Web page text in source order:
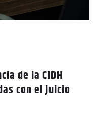
de la CIDH
con el juicio